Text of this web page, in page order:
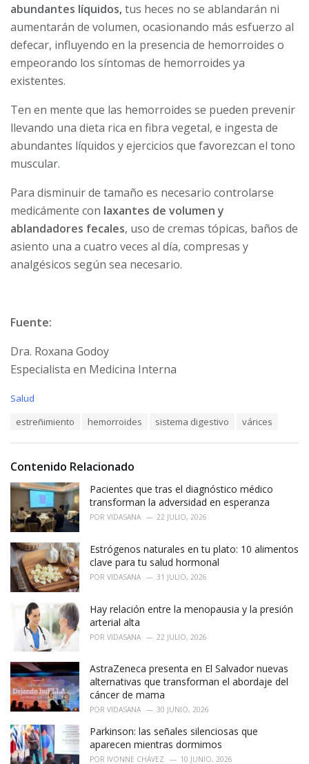
abundantes líquidos,tus heces no se ablandarán ni
aumentarán de volumen, ocasionando más esfuerzo al
defecar, influyendo en la presencia de hemorroides o
empeorando los síntomas de hemorroides ya
existentes.
Ten en mente que las hemorroides se pueden prevenir
llevando una dieta rica en fibra vegetal, e ingesta de
abundantes líquidos y ejercicios que favorezcan el tono
muscular.
Para disminuir de tamaño es necesario controlarse
medicámente con laxantes de volumen y
ablandadores fecales, uso de cremas tópicas, baños de
asiento una a cuatro veces al día, compresas y
analgésicos según sea necesario.
Fuente:
Dra. Roxana Godoy
Especialista en Medicina Interna
C
r
i
:
Salud
:
estreñimiento hemorroides sistema digestivo várices
Contenido Relacionado
Pacientes que tras el diagnóstico médico
transforman la adversidad en esperanza
POR VIDASANA 22 JULIO, 2026
Estrógenos naturales en tu plato: 10 alimentos
clave para tu salud hormonal
POR VIDASANA 31 JULIO, 2026
Hay relación entre la menopausia y la presión
arterial alta
POR VIDASANA 22 JULIO, 2026
AstraZeneca presenta en El Salvador nuevas
alternativas que transforman el abordaje del
cáncer de mama
POR VIDASANA 30 JUNIO, 2026
Parkinson: las señales silenciosas que
aparecen mientras dormimos
POR IVONNE CHÁVEZ 10 JUNIO, 2026